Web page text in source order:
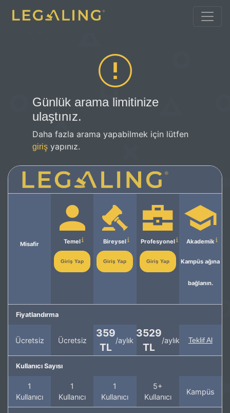
Günlük arama limitinize
ulaştınız.
Daha fazla arama yapabilmek için lütfen
giriş yapınız.
Misafir Temel
Giriş Yap
Bireysel
Giriş Yap
Profesyonel
Giriş Yap
Akademik
Kampüs ağına
bağlanın.
Fiyatlandırma
Ücretsiz Ücretsiz
359
TL
/aylık
3529
TL
/aylık Teklif Al
Kullanıcı Sayısı
1
Kullanıcı
1
Kullanıcı
1
Kullanıcı
5+
Kullanıcı
Kampüs